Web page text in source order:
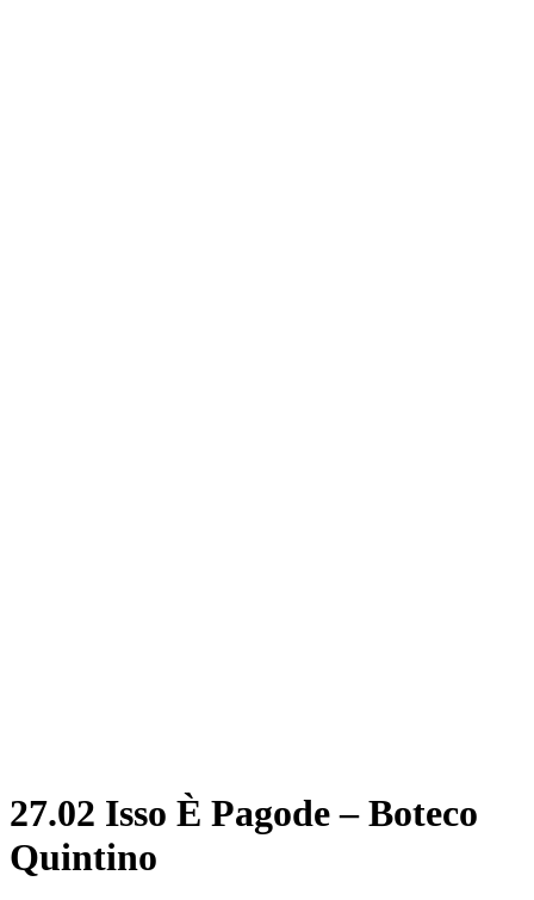
27.02 Isso È Pagode – Boteco
Quintino